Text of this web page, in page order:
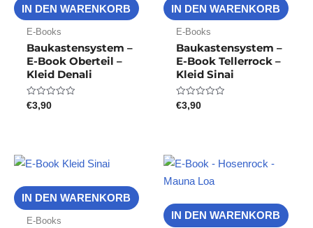
IN DEN WARENKORB
E-Books
Baukastensystem –
E-Book Oberteil –
Kleid Denali
Bewertet
mit
€3,90
IN DEN WARENKORB
E-Books
Baukastensystem –
E-Book Tellerrock –
Kleid Sinai
Bewertet
mit
€3,90
IN DEN WARENKORB
E-Books IN DEN WARENKORB